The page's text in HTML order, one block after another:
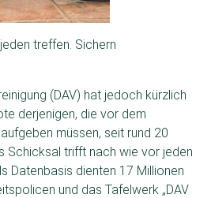
treffen. Sichern
(DAV) hat jedoch kürzlich
derjenigen, die vor dem
müssen, seit rund 20
Schicksal trifft nach wie vor jeden
Datenbasis dienten 17 Millionen
und das Tafelwerk „DAV